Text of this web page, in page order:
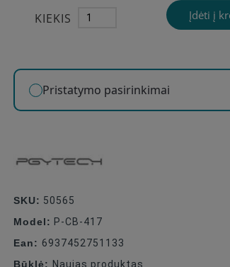
KIEKIS Įdėti į
Pristatymo pasirinkimai
SKU: 50565
Model: P-CB-417
Ean: 6937452751133
Būklė: Naujas produktas